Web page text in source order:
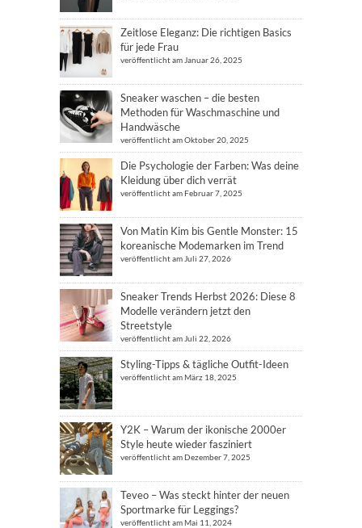
Zeitlose Eleganz: Die richtigen Basics
für jede Frau
veröffentlicht am Januar 26, 2025
Sneaker waschen – die besten
Methoden für Waschmaschine und
Handwäsche
veröffentlicht am Oktober 20, 2025
Die Psychologie der Farben: Was deine
Kleidung über dich verrät
veröffentlicht am Februar 7, 2025
Von Matin Kim bis Gentle Monster: 15
koreanische Modemarken im Trend
veröffentlicht am Juli 27, 2026
Sneaker Trends Herbst 2026: Diese 8
Modelle verändern jetzt den
Streetstyle
veröffentlicht am Juli 22, 2026
Styling-Tipps & tägliche Outfit-Ideen
veröffentlicht am März 18, 2025
Y2K – Warum der ikonische 2000er
Style heute wieder fasziniert
veröffentlicht am Dezember 7, 2025
Teveo – Was steckt hinter der neuen
Sportmarke für Leggings?
veröffentlicht am Mai 11, 2024